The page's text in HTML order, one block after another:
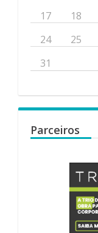
17
18
24
25
31
Parceiros